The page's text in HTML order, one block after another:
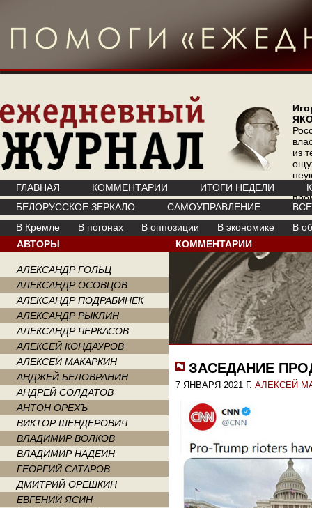
из
ГЛАВНАЯ КОММЕНТАРИИ ИТОГИ НЕДЕЛИ
БЕЛОРУССКОЕ ЗЕРКАЛО
САМОУПРАВЛЕНИЕ
В Кремле
В погонах В оппозиции В экономике
В
АВТОРЫ
АЛЕКСАНДР ГОЛЬЦ
АЛЕКСАНДР ОСОВЦОВ
АЛЕКСАНДР ПОДРАБИНЕК
АЛЕКСАНДР РЫКЛИН
АЛЕКСАНДР ЧЕРКАСОВ
АЛЕКСЕЙ КОНДАУРОВ
АЛЕКСЕЙ МАКАРКИН
АНДЖЕЙ БЕЛОВРАНИН
АНДРЕЙ СОЛДАТОВ
АНТОН ОРЕХЪ
ВИКТОР ШЕНДЕРОВИЧ
ВЛАДИМИР ВОЛКОВ
ВЛАДИМИР НАДЕИН
ГЕОРГИЙ САТАРОВ
ДМИТРИЙ ОРЕШКИН
ЕВГЕНИЙ ЯСИН
КОММЕНТАРИИ
ЗАСЕДАНИЕ
7 ЯНВАРЯ 2021 Г. АЛЕКСЕЙ